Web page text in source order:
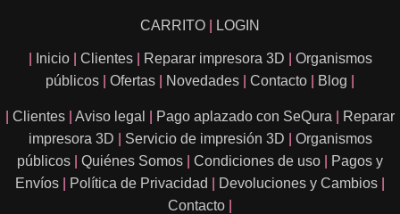
CARRITO LOGIN
Inicio Clientes Reparar impresora 3D
Organismos
públicos
Ofertas Novedades Contacto Blog
Clientes Aviso legal Pago aplazado con SeQura
Reparar
impresora 3D
Servicio de impresión 3D
Organismos
públicos
Quiénes Somos Condiciones de uso
Pagos y
Envíos
Política de Privacidad Devoluciones y Cambios
Contacto